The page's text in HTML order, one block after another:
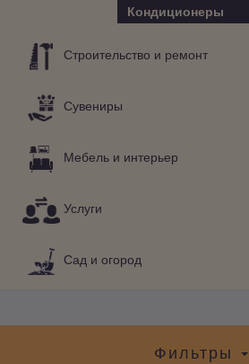
Кондиционеры
Строительство и ремонт
Сувениры
Мебель и интерьер
Услуги
Сад и огород
Фильтры